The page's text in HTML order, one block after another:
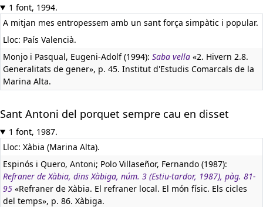
1 font, 1994.
A mitjan mes entropessem amb un sant força simpàtic i popular.
Lloc: País Valencià.
Monjo i Pasqual, Eugeni-Adolf (1994): Saba vella «2. Hivern 2.8.
Generalitats de gener», p. 45. Institut d'Estudis Comarcals de la
Marina Alta.
Sant Antoni del porquet sempre cau en disset
1 font, 1987.
Lloc: Xàbia (Marina Alta).
Espinós i Quero, Antoni; Polo Villaseñor, Fernando (1987):
Refraner de Xàbia, dins Xàbiga, núm. 3 (Estiu-tardor, 1987), pàg. 81-
95 «Refraner de Xàbia. El refraner local. El món físic. Els cicles
del temps», p. 86. Xàbiga.